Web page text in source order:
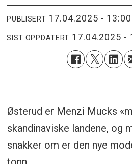
PUBLISERT 17.04.2025 - 13:00
SIST OPPDATERT 17.04.2025 -
Østerud er Menzi Mucks
skandinaviske landene, og
snakker om er den nye